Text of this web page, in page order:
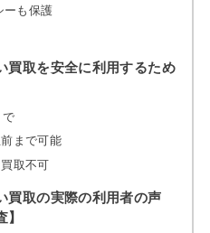
ーも保護
買取を安全に利用するため
で
まで可能
取不可
買取の実際の利用者の声